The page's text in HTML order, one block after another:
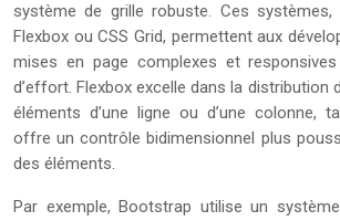
système de grille robuste. Ces
Flexbox ou CSS Grid, permettent aux
mises en page complexes et
d’effort. Flexbox excelle dans la distribution
éléments d’une ligne ou d’une colonne,
offre un contrôle bidimensionnel plus
des éléments.
Par exemple, Bootstrap utilise un